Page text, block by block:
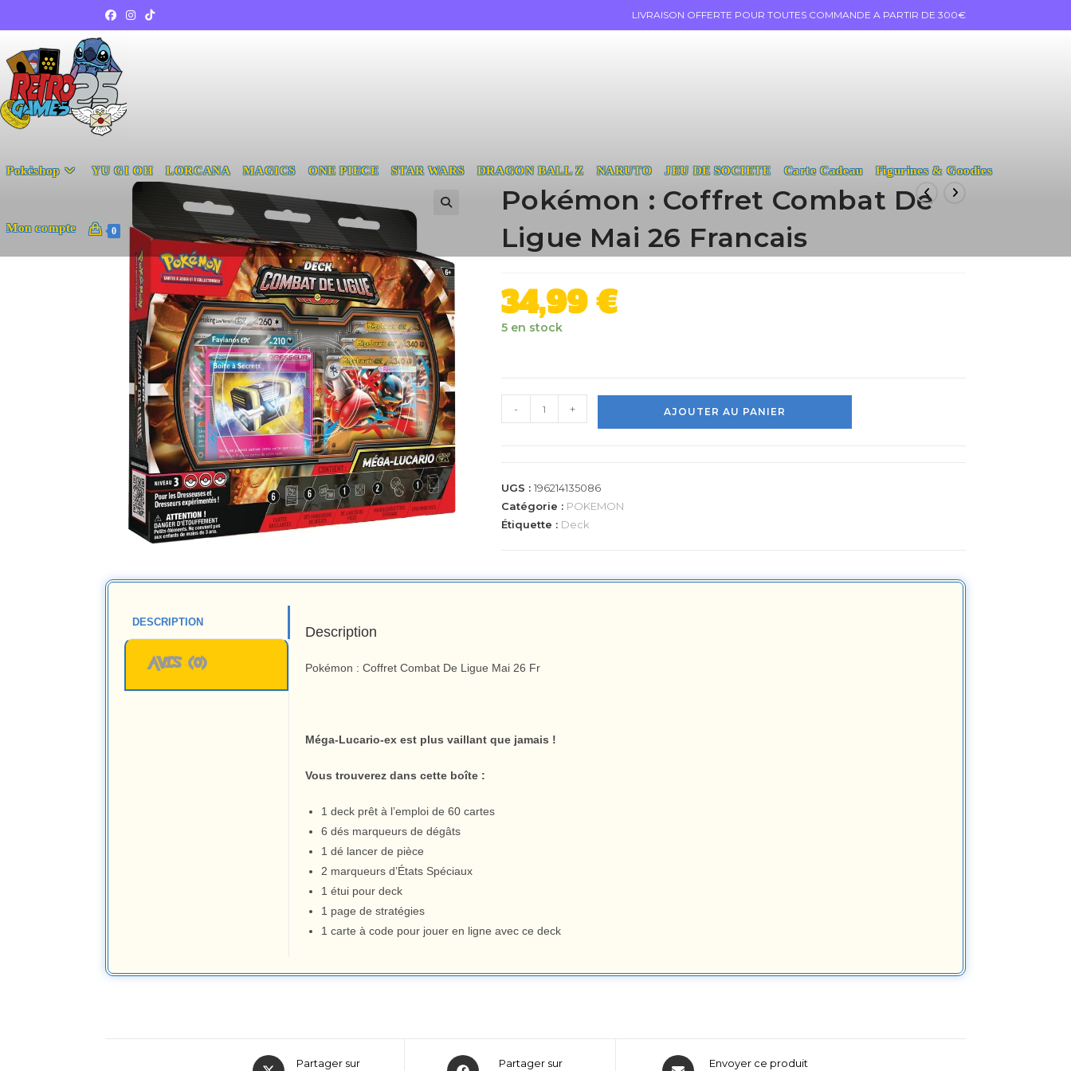
LIVRAISON OFFERTE POUR TOUTES COMMANDE A PARTIR DE 300€
Pokéshop YU GI OH LORCANA MAGICS ONE PIECE STAR WARS DRAGON BALL Z NARUTO JEU DE SOCIETE Carte Cadeau Figurines & Goodies
Mon compte 0
Pokémon : Coffret Combat De
Ligue Mai 26 Francais
34,99 €
5 en stock
- + AJOUTER AU PANIER
UGS : 196214135086
Catégorie : POKEMON
Étiquette : Deck
DESCRIPTION
AVIS (0)
Description
Pokémon : Coffret Combat De Ligue Mai 26 Fr
Méga-Lucario-ex est plus vaillant que jamais !
Vous trouverez dans cette boîte :
1 deck prêt à l’emploi de 60 cartes
6 dés marqueurs de dégâts
1 dé lancer de pièce
2 marqueurs d’États Spéciaux
1 étui pour deck
1 page de stratégies
1 carte à code pour jouer en ligne avec ce deck
Partager sur
Partager sur
Envoyer ce produit